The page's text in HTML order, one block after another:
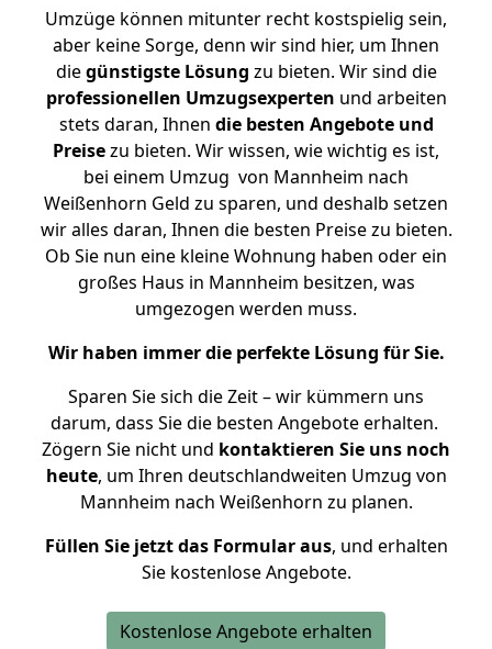
Umzüge können mitunter recht kostspielig sein,
aber keine Sorge, denn wir sind hier, um Ihnen
diegünstigste Lösung zu bieten. Wir sind die
professionellen Umzugsexperten und arbeiten
stets daran, Ihnen die besten Angebote und
Preisezu bieten. Wir wissen, wie wichtig es ist,
bei einem Umzug von Mannheim nach
Weißenhorn Geld zu sparen, und deshalb setzen
wir alles daran, Ihnen die besten Preise zu bieten.
Ob Sie nun eine kleine Wohnung haben oder ein
großes Haus in Mannheim besitzen, was
umgezogen werden muss.
Wir haben immer die perfekte Lösung für Sie.
Sparen Sie sich die Zeit – wir kümmern uns
darum, dass Sie die besten Angebote erhalten.
Zögern Sie nicht und kontaktieren Sie uns noch
heute, um Ihren deutschlandweiten Umzug von
Mannheim nach Weißenhorn zu planen.
Füllen Sie jetzt das Formular aus, und erhalten
Sie kostenlose Angebote.
Kostenlose Angebote erhalten